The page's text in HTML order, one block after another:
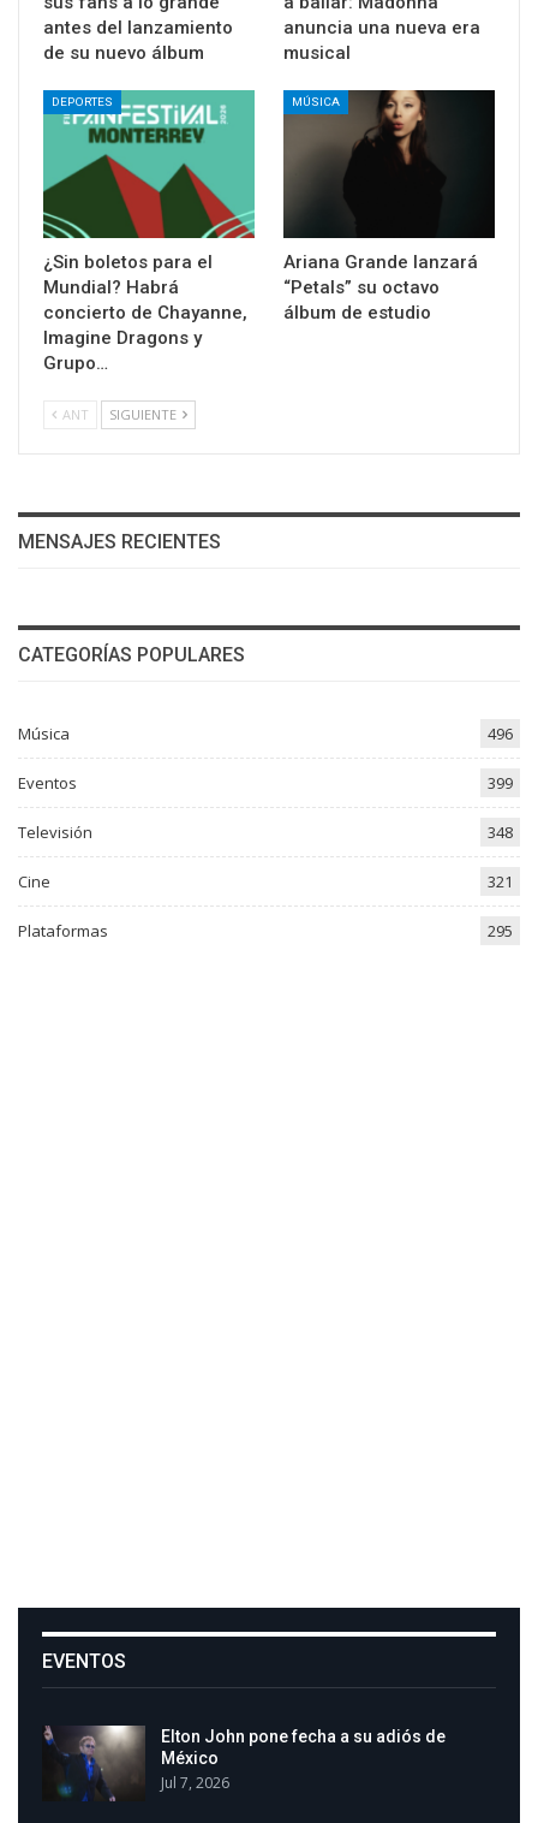
antes del lanzamiento
de su nuevo álbum
anuncia una nueva era
musical
DEPORTES
¿Sin boletos para el
Mundial? Habrá
concierto de Chayanne,
Imagine Dragons y
Grupo…
MÚSICA
Ariana Grande lanzará
“Petals” su octavo
álbum de estudio
ANT SIGUIENTE
MENSAJES RECIENTES
CATEGORÍAS POPULARES
Música 496
Eventos 399
Televisión 348
Cine 321
Plataformas 295
EVENTOS
Elton John pone fecha a su adiós de
México
Jul 7, 2026